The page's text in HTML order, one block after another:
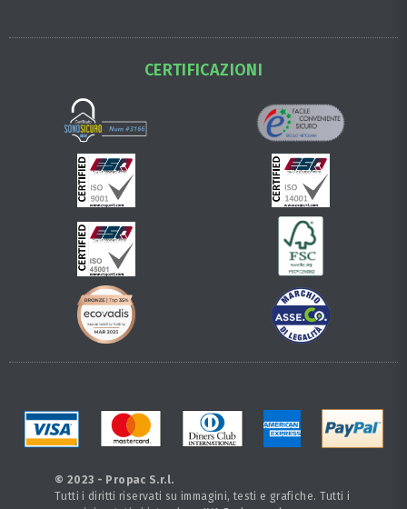
CERTIFICAZIONI
© 2023 - Propac S.r.l.
Tutti i diritti riservati su immagini, testi e grafiche. Tutti i